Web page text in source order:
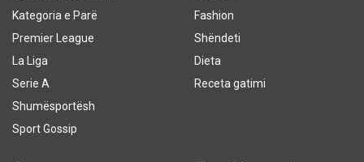
Kategoria e Parë
Premier League
La Liga
Serie A
Shumësportësh
Sport Gossip
Fashion
Shëndeti
Dieta
Receta gatimi